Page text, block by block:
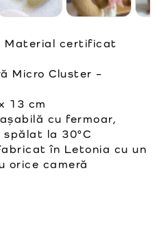
Material certificat
Micro Cluster –
13 cm
cu fermoar,
la 30°C
în Letonia cu un
orice cameră